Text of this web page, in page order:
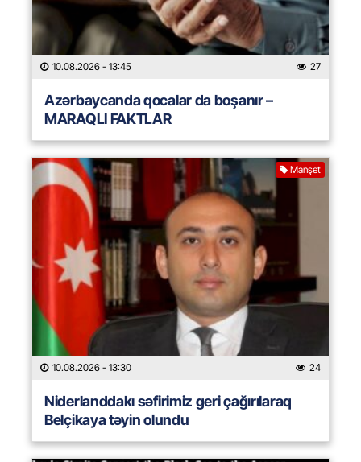
10.08.2026 - 13:45 27
Azərbaycanda qocalar da boşanır –
MARAQLI FAKTLAR
Manşet
10.08.2026 - 13:30 24
Niderlanddakı səfirimiz geri çağırılaraq
Belçikaya təyin olundu